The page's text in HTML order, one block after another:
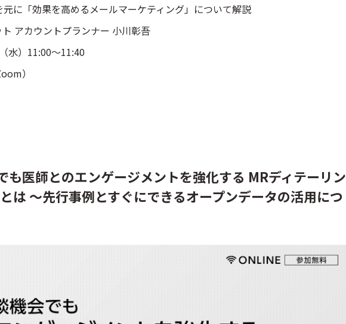
元に「効果を高めるメールマーケティング」について解説
ト アカウントプランナー 小川彰吾
水）11:00〜11:40
）
も医師とのエンゲージメントを強化する MRディテーリン
は ～先行事例とすぐにできるオープンデータの活用につ